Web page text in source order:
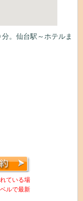
。仙台駅～ホテルま
ている場
ルで最新